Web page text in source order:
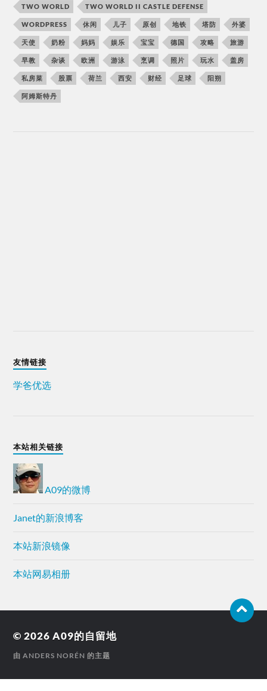
TWO WORLD TWO WORLD II CASTLE DEFENSE
WORDPRESS 休闲 儿子 原创 地铁 塔防 外婆
天使 奶粉 妈妈 娱乐 宝宝 德国 攻略 旅游
早教 杂谈 欧洲 游泳 烹调 照片 玩水 盖房
私房菜 股票 荷兰 西安 财经 足球 阳朔
阿姆斯特丹
友情链接
学爸优选
本站相关链接
A09的微博
Janet的新浪博客
本站新浪镜像
本站网易相册
© 2026A09的自留地
由ANDERS NORÉN 的主题